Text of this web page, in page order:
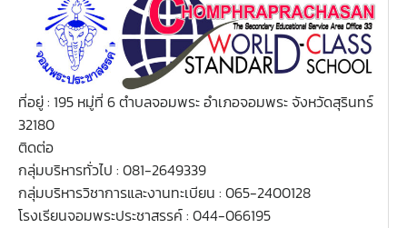
ที่อยู่ : 195 หมู่ที่ 6 ตำบลจอมพระ อำเภอจอมพระ จังหวัดสุรินทร์
32180
ติดต่อ
กลุ่มบริหารทั่วไป : 081-2649339
กลุ่มบริหารวิชาการและงานทะเบียน : 065-2400128
โรงเรียนจอมพระประชาสรรค์ : 044-066195